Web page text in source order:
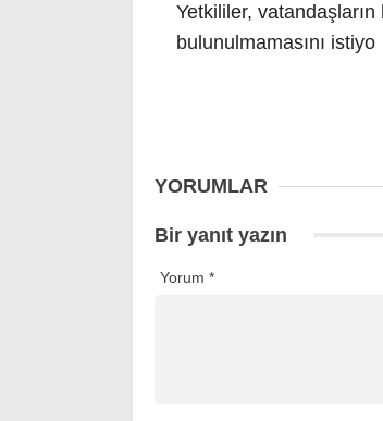
Yetkililer,
bulunulmamasını istiyo
YORUMLAR
Bir yanıt yazın
Yorum *